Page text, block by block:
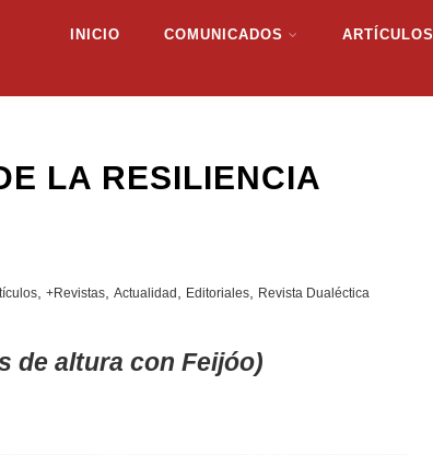
INICIO COMUNICADOS ARTÍCULOS
LA RESILIENCIA
,+Revistas ,Actualidad Editoriales Revista Dualéctica
de altura con Feijóo)